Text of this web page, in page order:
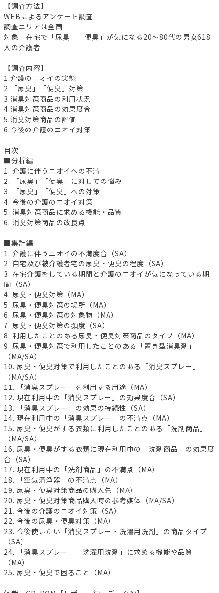
【調査方法】
WEBによるアンケート調査
調査エリアは全国
対象：在宅で「尿臭」「便臭」が気になる20～80代の男女618
人の介護者
【調査内容】
1.介護のニオイの実態
2.「尿臭」「便臭」対策
3.消臭対策商品の利用状況
4.消臭対策商品の効果度合
5.消臭対策商品の評価
6.今後の介護のニオイ対策
目次
■分析編
1. 介護に伴うニオイへの不満
2. 「尿臭」「便臭」に対しての悩み
3. 「尿臭」「便臭」への対策
4. 今後の介護のニオイ対策
5. 消臭対策商品に求める機能・品質
6. 消臭対策商品の改良点
■集計編
1. 介護に伴うニオイの不満度合（SA）
2. 自宅及び被介護者宅の尿臭・便臭の程度（SA）
3. 在宅介護をしている期間と介護のニオイが気になっている期
間（SA）
4. 尿臭・便臭対策（MA）
5. 尿臭・便臭対策の場所（MA）
6. 尿臭・便臭対策の対象物（MA）
7. 尿臭・便臭対策の頻度（SA）
8. 利用したことのある尿臭・便臭対策商品のタイプ（MA）
9. 尿臭・便臭対策で利用したことのある「置き型消臭剤」
（MA/SA）
10. 尿臭・便臭対策で利用したことのある「消臭スプレー」
（MA/SA）
11. 「消臭スプレー」を利用する用途（MA）
12. 現在利用中の「消臭スプレー」の効果度合（SA）
13. 「消臭スプレー」の効果の持続性（SA）
14. 現在利用中の「消臭スプレー」の不満点（MA）
15. 尿臭・便臭がする衣類に利用したことのある「洗剤商品」
（MA/SA）
16. 尿臭・便臭がする衣類に現在利用中の「洗剤商品」の効果度
合（SA）
17. 現在利用中の「洗剤商品」の不満点（MA）
18. 「空気清浄器」の不満点（MA）
19. 尿臭・便臭対策商品の購入先（MA）
20. 尿臭・便臭対策商品購入時の参考媒体（MA/SA）
21. 今後の介護のニオイ対策（SA）
22. 今後の尿臭・便臭対策（MA）
23. 今後使いたい「消臭スプレー・洗濯用洗剤」の商品タイプ
（SA）
24. 「消臭スプレー」「洗濯用洗剤」に求める機能や品質
（MA）
25. 尿臭・便臭で困ること（MA）